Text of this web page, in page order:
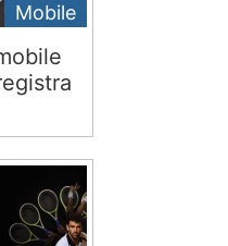
Mobile